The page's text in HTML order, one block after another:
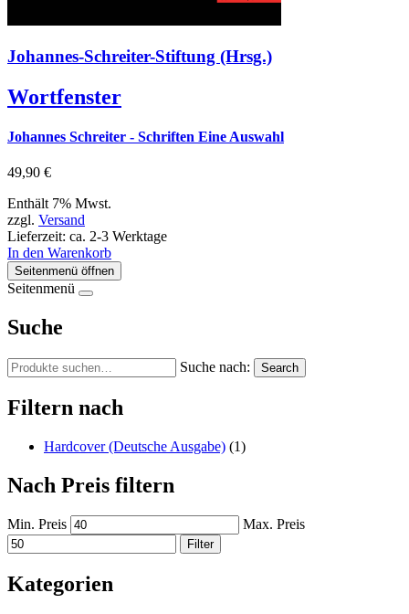
Johannes-Schreiter-Stiftung (Hrsg.)
Wortfenster
Johannes Schreiter - Schriften Eine Auswahl
49,90 €
Enthält 7% Mwst.
zzgl. Versand
Lieferzeit: ca. 2-3 Werktage
In den Warenkorb
Seitenmenü öffnen
Seitenmenü
Suche
Suche nach: Search
Filtern nach
Hardcover (Deutsche Ausgabe) (1)
Nach Preis filtern
Min. Preis Max. Preis
Filter
Kategorien